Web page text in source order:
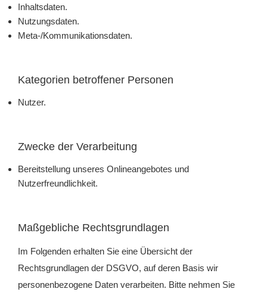
Inhaltsdaten.
Nutzungsdaten.
Meta-/Kommunikationsdaten.
Kategorien betroffener Personen
Nutzer.
Zwecke der Verarbeitung
Bereitstellung unseres Onlineangebotes und
Nutzerfreundlichkeit.
Maßgebliche Rechtsgrundlagen
Im Folgenden erhalten Sie eine Übersicht der
Rechtsgrundlagen der DSGVO, auf deren Basis wir
personenbezogene Daten verarbeiten. Bitte nehmen Sie